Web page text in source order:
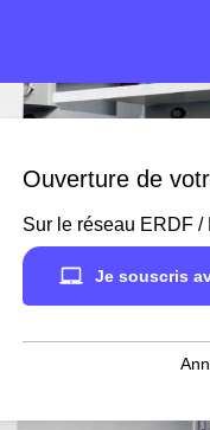
Ouverture de
Sur le réseau ERDF
Je souscris